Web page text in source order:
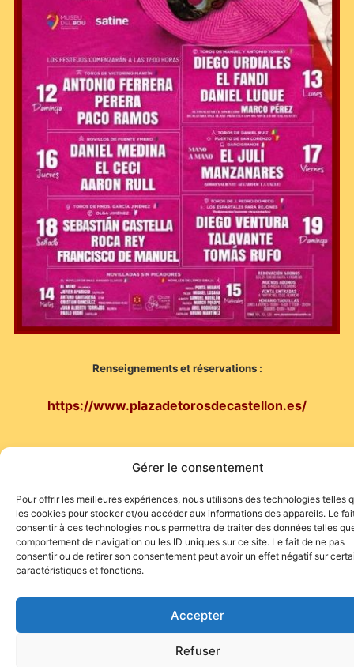
Gérer le consentement
Pour offrir les meilleures expériences, nous utilisons des technologies telles
les cookies pour stocker et/ou accéder aux informations des appareils. Le
consentir à ces technologies nous permettra de traiter des données telles
comportement de navigation ou les ID uniques sur ce site. Le fait de ne pas
consentir ou de retirer son consentement peut avoir un effet négatif sur
caractéristiques et fonctions.
Accepter
Refuser
Renseignements et réservations :
https://www.plazadetorosdecastellon.es/
Site de l'association TOROFIESTA